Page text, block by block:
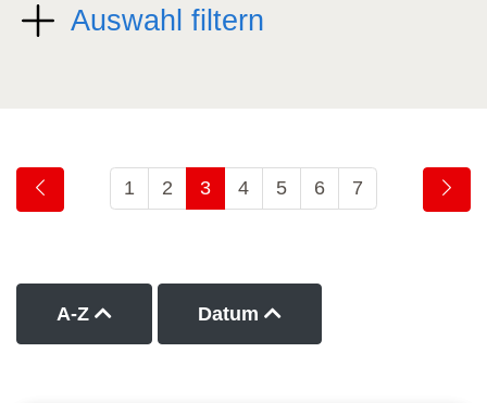
Auswahl filtern
1 2 3 4 5 6 7
A-Z Kurse nach Titel aufsteigend sortieren
Datum Kurse nach Datum